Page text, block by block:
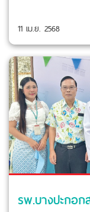
11 เม.ย. 2568